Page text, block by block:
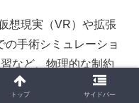
想現実（VR）や拡張
手術シミュレーショ
など、物理的な制約
、教育の質を飛躍的
トップ サイドバー